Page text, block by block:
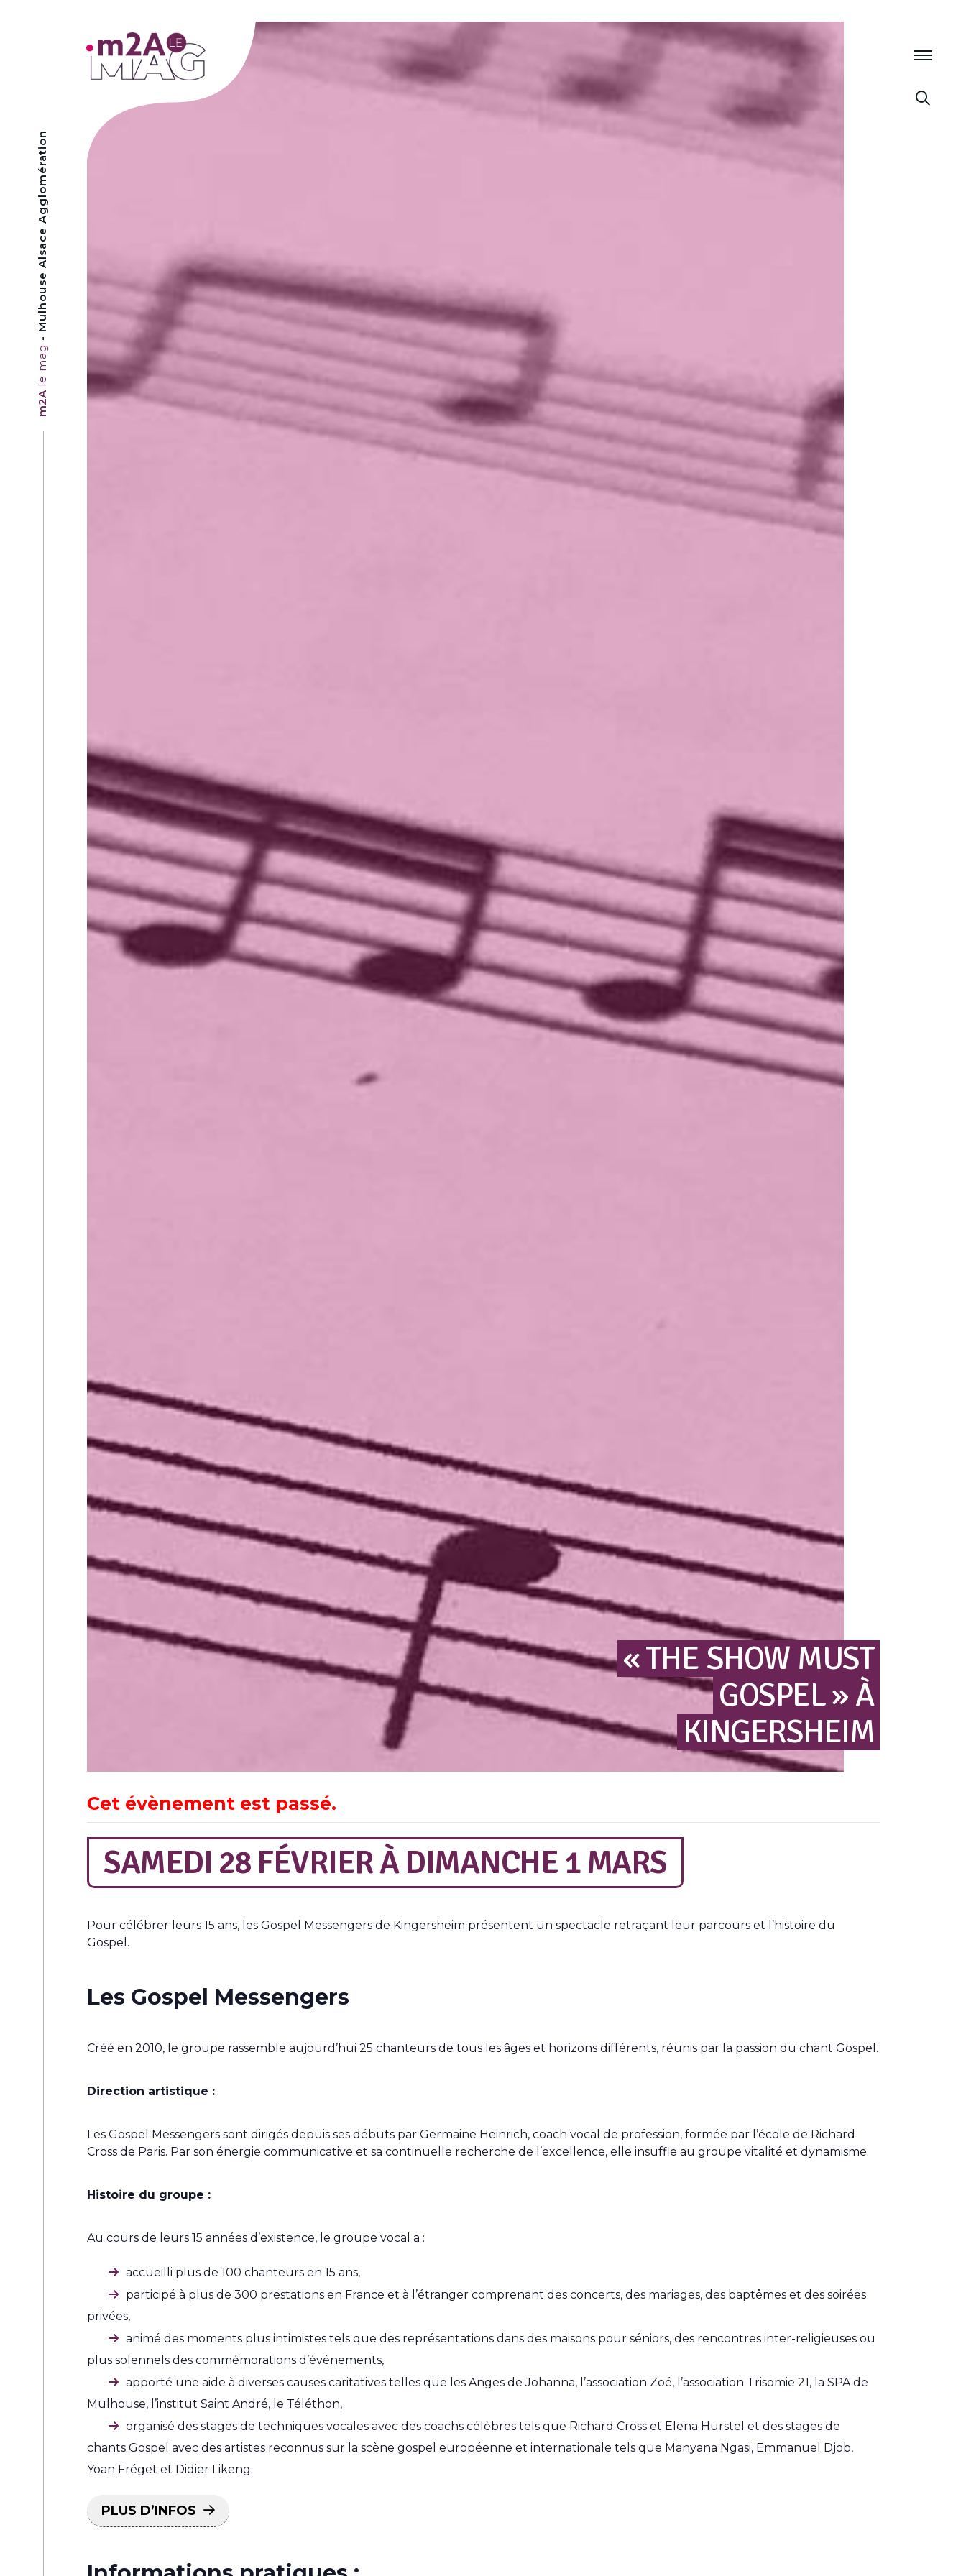
m2A
le mag
- Mulhouse Alsace Agglomération
« THE SHOW MUST
GOSPEL » À
KINGERSHEIM
Cet évènement est passé.
SAMEDI 28 FÉVRIERÀ DIMANCHE 1 MARS
Pour célébrer leurs 15 ans, les Gospel Messengers de Kingersheim présentent un spectacle retraçant leur parcours et l’histoire du
Gospel.
Les Gospel Messengers
Créé en 2010, le groupe rassemble aujourd’hui 25 chanteurs de tous les âges et horizons différents, réunis par la passion du chant Gospel.
Direction artistique :
Les Gospel Messengers sont dirigés depuis ses débuts par Germaine Heinrich, coach vocal de profession, formée par l’école de Richard
Cross de Paris. Par son énergie communicative et sa continuelle recherche de l’excellence, elle insuffle au groupe vitalité et dynamisme.
Histoire du groupe :
Au cours de leurs 15 années d’existence, le groupe vocal a :
accueilli plus de 100 chanteurs en 15 ans,
participé à plus de 300 prestations en France et à l’étranger comprenant des concerts, des mariages, des baptêmes et des soirées
privées,
animé des moments plus intimistes tels que des représentations dans des maisons pour séniors, des rencontres inter-religieuses ou
plus solennels des commémorations d’événements,
apporté une aide à diverses causes caritatives telles que les Anges de Johanna, l’association Zoé, l’association Trisomie 21, la SPA de
Mulhouse, l’institut Saint André, le Téléthon,
organisé des stages de techniques vocales avec des coachs célèbres tels que Richard Cross et Elena Hurstel et des stages de
chants Gospel avec des artistes reconnus sur la scène gospel européenne et internationale tels que Manyana Ngasi, Emmanuel Djob,
Yoan Fréget et Didier Likeng.
PLUS D’INFOS